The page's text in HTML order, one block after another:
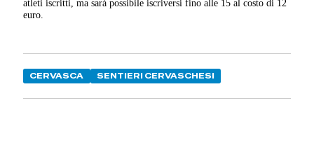
atleti iscritti, ma sarà possibile iscriversi fino alle 15 al costo di 12
euro.
CERVASCA SENTIERI CERVASCHESI